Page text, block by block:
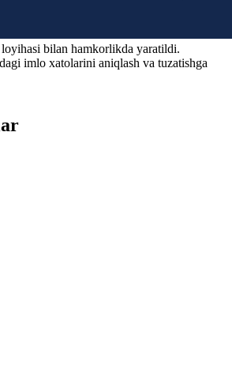
loyihasi bilan hamkorlikda yaratildi.
imlo xatolarini aniqlash va tuzatishga